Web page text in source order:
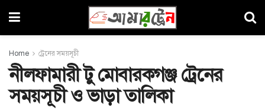
Home ট্রেনের সময়সূচী
নীলফামারী টু মোবারকগঞ্জ ট্রেনের
সময়সূচী ও ভাড়া তালিকা